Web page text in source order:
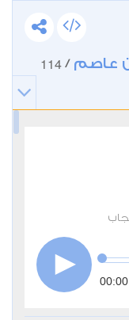
عاصم /
114
00:00